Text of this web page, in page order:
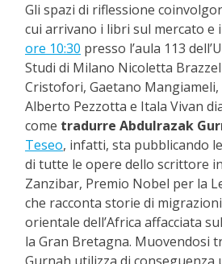
Gli spazi di riflessione
cui arrivano i libri sul mercato e
ore 10:30 presso l’aula 113
Studi di Milano Nicoletta
Cristofori, Gaetano Mangiameli,
Alberto Pezzotta e Itala Vivan
come tradurre Abdulrazak
Teseo, infatti, sta pubblicando
di tutte le opere dello scrittore
Zanzibar, Premio Nobel per la
che racconta storie di
orientale dell’Africa affacciata
la Gran Bretagna. Muovendosi